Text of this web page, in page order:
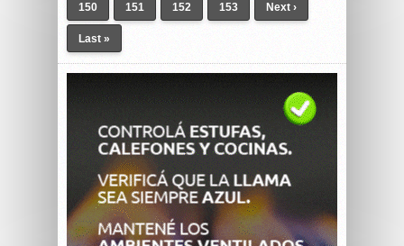
150 151 152 153 Next ›
Last »